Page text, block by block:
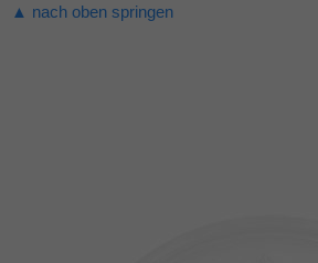
▲ nach oben springen